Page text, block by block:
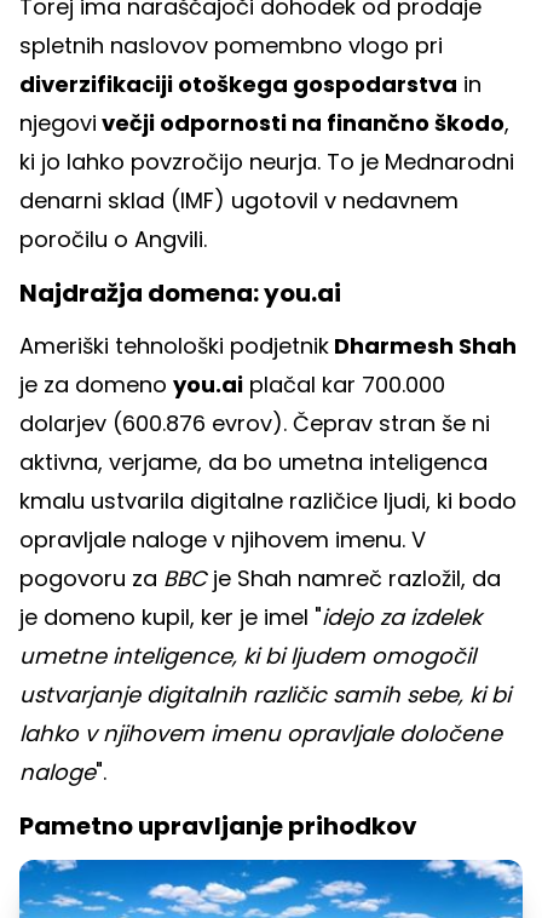
Torej ima naraščajoči dohodek od prodaje
spletnih naslovov pomembno vlogo pri
diverzifikaciji otoškega gospodarstva in
njegovi večji odpornosti na finančno škodo,
ki jo lahko povzročijo neurja. To je Mednarodni
denarni sklad (IMF) ugotovil v nedavnem
poročilu o Angvili.
Najdražja domena: you.ai
Ameriški tehnološki podjetnik Dharmesh Shah
je za domeno you.ai plačal kar 700.000
dolarjev (600.876 evrov). Čeprav stran še ni
aktivna, verjame, da bo umetna inteligenca
kmalu ustvarila digitalne različice ljudi, ki bodo
opravljale naloge v njihovem imenu. V
pogovoru za BBC je Shah namreč razložil, da
je domeno kupil, ker je imel "idejo za izdelek
umetne inteligence, ki bi ljudem omogočil
ustvarjanje digitalnih različic samih sebe, ki bi
lahko v njihovem imenu opravljale določene
naloge".
Pametno upravljanje prihodkov